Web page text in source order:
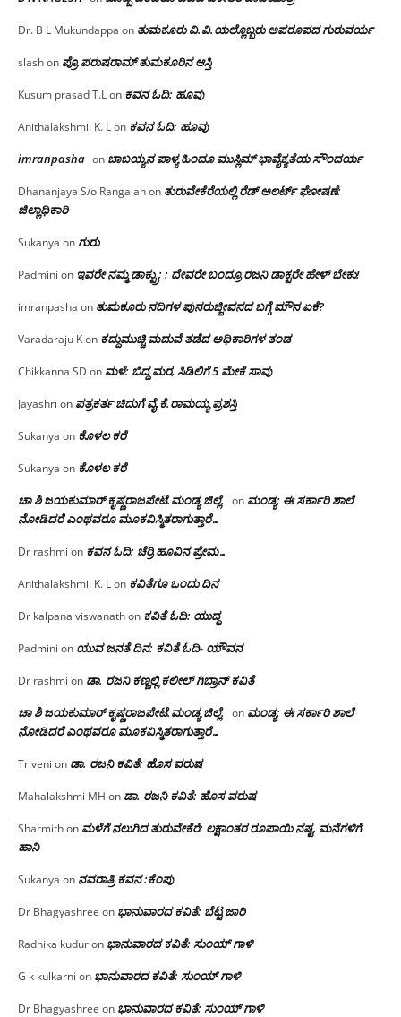
Dr. B L Mukundappa on ತುಮಕೂರು‌ ವಿ.ವಿ.ಯಲ್ಲೊಬ್ಬರು ಅಪರೂಪದ ಗುರುವರ್ಯ
slashon ಪ್ರೊ.ಪರುಷರಾಮ್ ತುಮಕೂರಿನ ಆಸ್ತಿ
Kusum prasad T.Lon ಕವನ ಓದಿ: ಹೂವು
Anithalakshmi. K. Lon ಕವನ ಓದಿ: ಹೂವು
imranpasha on ಬಾಬಯ್ಯನ ಪಾಳ್ಯ ಹಿಂದೂ ಮುಸ್ಲಿಮ್ ಭಾವೈಕ್ಯತೆಯ ಸೌಂದರ್ಯ
Dhananjaya S/o Rangaiahon ತುರುವೇಕೆರೆಯಲ್ಲಿ ರೆಡ್ ಅಲರ್ಟ್ ಘೋಷಣೆ:
ಜಿಲ್ಲಾಧಿಕಾರಿ
Sukanya onಗುರು
Padmini on ಇವರೇ ನಮ್ಮ ಡಾಕ್ಟ್ರು; : ದೇವರೇ ಬಂದ್ರೂ ರಜನಿ ಡಾಕ್ಟರೇ ಹೇಳ್ ಬೇಕು!
imranpasha on ತುಮಕೂರು ನದಿಗಳ ಪುನರುಜ್ಜೀವನದ ಬಗ್ಗೆ ಮೌನ ಏಕೆ?
Varadaraju Kon ಕದ್ದುಮುಚ್ಚಿ ಮದುವೆ ತಡೆದ ಅಧಿಕಾರಿಗಳ ತಂಡ
Chikkanna SD on ಮಳೆ: ಬಿದ್ದ ಮರ, ಸಿಡಿಲಿಗೆ 5 ಮೇಕೆ ಸಾವು
Jayashri on ಪತ್ರಕರ್ತ ಚಿದುಗೆ ವೈ.ಕೆ.ರಾಮಯ್ಯ ಪ್ರಶಸ್ತಿ
Sukanya on ಕೊಳಲ ಕರೆ
Sukanya on ಕೊಳಲ ಕರೆ
ಚಾ ಶಿ ಜಯಕುಮಾರ್ ಕೃಷ್ಣರಾಜಪೇಟೆ.ಮಂಡ್ಯ ಜಿಲ್ಲೆ. on ಮಂಡ್ಯ: ಈ ಸರ್ಕಾರಿ ಶಾಲೆ
ನೋಡಿದರೆ ಎಂಥವರೂ ಮೂಕವಿಸ್ಮಿತರಾಗುತ್ತಾರೆ…
Dr rashmi on ಕವನ ಓದಿ: ಚೆರ್ರಿ ಹೂವಿನ ಪ್ರೇಮ…
Anithalakshmi. K. Lon ಕವಿತೆಗೂ ಒಂದು ದಿನ
Dr kalpana viswanathon ಕವಿತೆ ಓದಿ: ಯುದ್ಧ
Padmini on ಯುವ ಜನತೆ ದಿನ: ಕವಿತೆ ಓದಿ- ಯೌವನ
Dr rashmi on ಡಾ. ರಜನಿ‌ ಕಣ್ಣಲ್ಲಿ ಕಲೀಲ್ ಗಿಬ್ರಾನ್ ಕವಿತೆ
ಚಾ ಶಿ ಜಯಕುಮಾರ್ ಕೃಷ್ಣರಾಜಪೇಟೆ.ಮಂಡ್ಯ ಜಿಲ್ಲೆ. on ಮಂಡ್ಯ: ಈ ಸರ್ಕಾರಿ ಶಾಲೆ
ನೋಡಿದರೆ ಎಂಥವರೂ ಮೂಕವಿಸ್ಮಿತರಾಗುತ್ತಾರೆ…
Triveni on ಡಾ. ರಜನಿ ಕವಿತೆ: ಹೊಸ ವರುಷ
Mahalakshmi MH on ಡಾ. ರಜನಿ ಕವಿತೆ: ಹೊಸ ವರುಷ
Sharmithon ಮಳೆಗೆ ನಲುಗಿದ ತುರುವೇಕೆರೆ: ಲಕ್ಷಾಂತರ ರೂಪಾಯಿ ನಷ್ಟ, ಮನೆಗಳಿಗೆ
ಹಾನಿ
Sukanya on ನವರಾತ್ರಿ ಕವನ :ಕೆಂಪು
Dr Bhagyashree on ಭಾನುವಾರದ ಕವಿತೆ: ಬೆಟ್ಟ ಜಾರಿ
Radhika kuduron ಭಾನುವಾರದ ಕವಿತೆ: ಸುಂಯ್ ಗಾಳಿ
G k kulkarni on ಭಾನುವಾರದ ಕವಿತೆ: ಸುಂಯ್ ಗಾಳಿ
Dr Bhagyashree on ಭಾನುವಾರದ ಕವಿತೆ: ಸುಂಯ್ ಗಾಳಿ